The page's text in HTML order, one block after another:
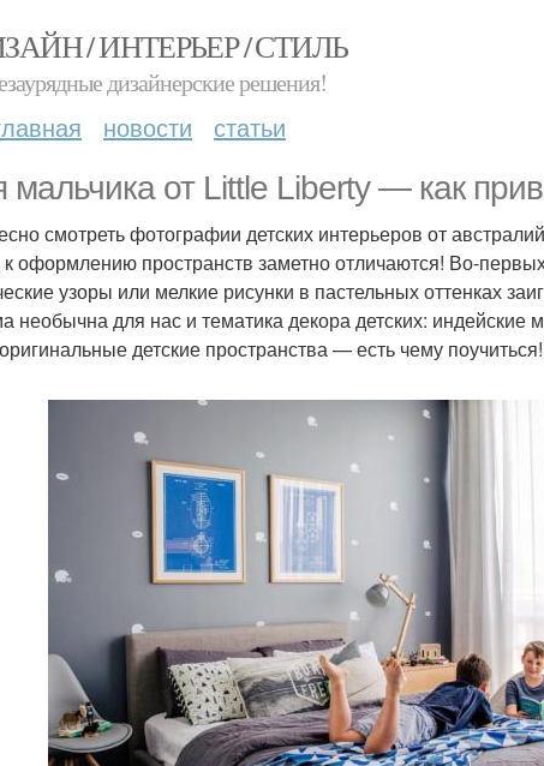
/ ИНТЕРЬЕР / СТИЛЬ
дизайнерские решения!
новости статьи
мальчика от Little Liberty — как
смотреть фотографии детских интерьеров от
оформлению пространств заметно отличаются! Во-
узоры или мелкие рисунки в пастельных оттенках
необычна для нас и тематика декора детских:
детские пространства — есть чему поучиться!